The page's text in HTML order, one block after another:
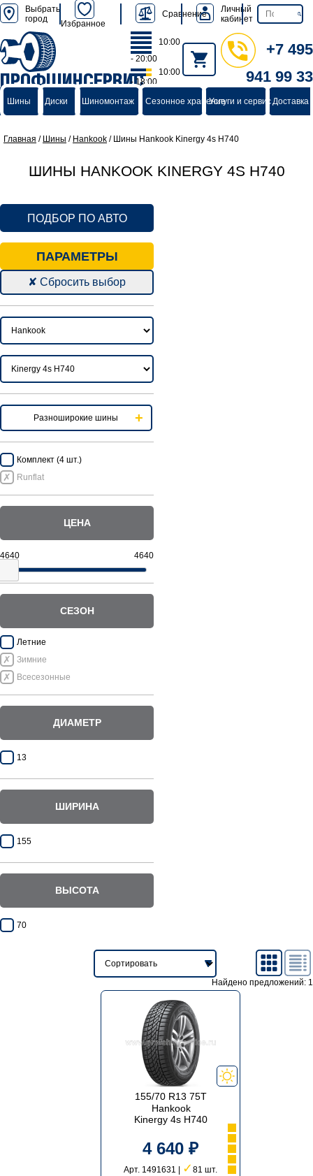
Выбрать
город
Избранное
Сравнение
Личный
кабинет
ПРОФШИНСЕРВИС
группа компаний
10:00
- 20:00
10:00
- 18:00
+7 495
941 99 33
Шины Диски Шиномонтаж Сезонное хранениеУслуги и сервисДоставка
Главная / Шины / Hankook / Шины Hankook Kinergy 4s H740
ШИНЫ HANKOOK KINERGY 4S H740
ПОДБОР ПО АВТО
ПАРАМЕТРЫ
✘ Сбросить выбор
Разноширокие шины
Комплект (4 шт.)
Runflat
ЦЕНА
СЕЗОН
Летние
Зимние
Всесезонные
ДИАМЕТР
13
ШИРИНА
155
ВЫСОТА
70
Найдено предложений: 1
155/70 R13 75T
Hankook
Kinergy 4s H740
4 640 ₽
Арт. 1491631 | ✓81 шт.